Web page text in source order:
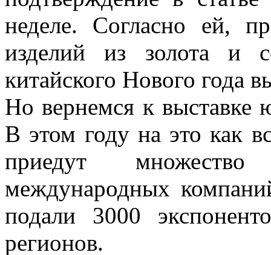
неделе. Согласно ей,
изделий из золота и
китайского Нового года
Но вернемся к выставке
В этом году на это как
приедут множество
международных
подали 3000
регионов.